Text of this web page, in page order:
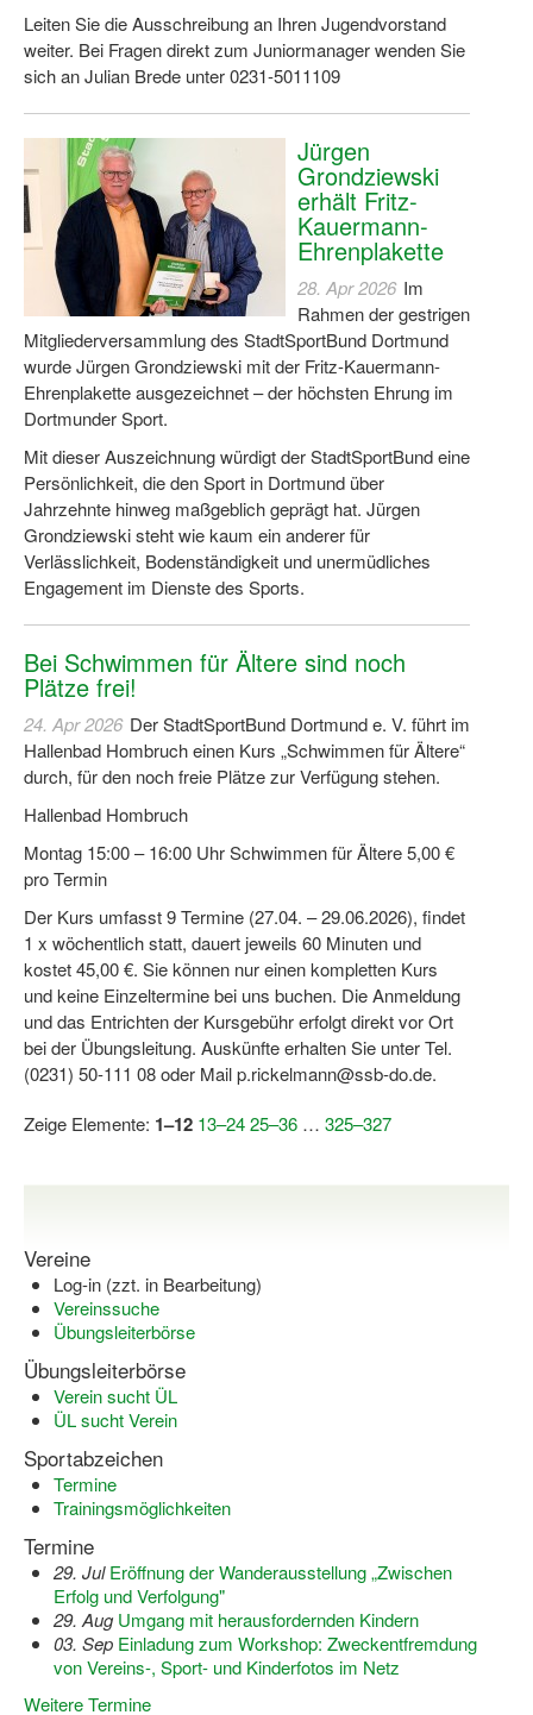
Leiten Sie die Ausschreibung an Ihren Jugendvorstand
weiter. Bei Fragen direkt zum Juniormanager wenden Sie
sich an Julian Brede unter 0231-5011109
Jürgen
Grondziewski
erhält Fritz-
Kauermann-
Ehrenplakette
28. Apr 2026 Im
Rahmen der gestrigen
Mitgliederversammlung des StadtSportBund Dortmund
wurde Jürgen Grondziewski mit der Fritz-Kauermann-
Ehrenplakette ausgezeichnet – der höchsten Ehrung im
Dortmunder Sport.
Mit dieser Auszeichnung würdigt der StadtSportBund eine
Persönlichkeit, die den Sport in Dortmund über
Jahrzehnte hinweg maßgeblich geprägt hat. Jürgen
Grondziewski steht wie kaum ein anderer für
Verlässlichkeit, Bodenständigkeit und unermüdliches
Engagement im Dienste des Sports.
Bei Schwimmen für Ältere sind noch
Plätze frei!
24. Apr 2026 Der StadtSportBund Dortmund e. V. führt im
Hallenbad Hombruch einen Kurs „Schwimmen für Ältere“
durch, für den noch freie Plätze zur Verfügung stehen.
Hallenbad Hombruch
Montag 15:00 – 16:00 Uhr Schwimmen für Ältere 5,00 €
pro Termin
Der Kurs umfasst 9 Termine (27.04. – 29.06.2026), findet
1 x wöchentlich statt, dauert jeweils 60 Minuten und
kostet 45,00 €. Sie können nur einen kompletten Kurs
und keine Einzeltermine bei uns buchen. Die Anmeldung
und das Entrichten der Kursgebühr erfolgt direkt vor Ort
bei der Übungsleitung. Auskünfte erhalten Sie unter Tel.
(0231) 50-111 08 oder Mail p.rickelmann@ssb-do.de.
Zeige Elemente: 1–12 13–2425–36 … 325–327
Vereine
Log-in (zzt. in Bearbeitung)
Vereinssuche
Übungsleiterbörse
Übungsleiterbörse
Verein sucht ÜL
ÜL sucht Verein
Sportabzeichen
Termine
Trainingsmöglichkeiten
Termine
29. Jul Eröffnung der Wanderausstellung „Zwischen
Erfolg und Verfolgung"
29. Aug Umgang mit herausfordernden Kindern
03. Sep Einladung zum Workshop: Zweckentfremdung
von Vereins-, Sport- und Kinderfotos im Netz
Weitere Termine